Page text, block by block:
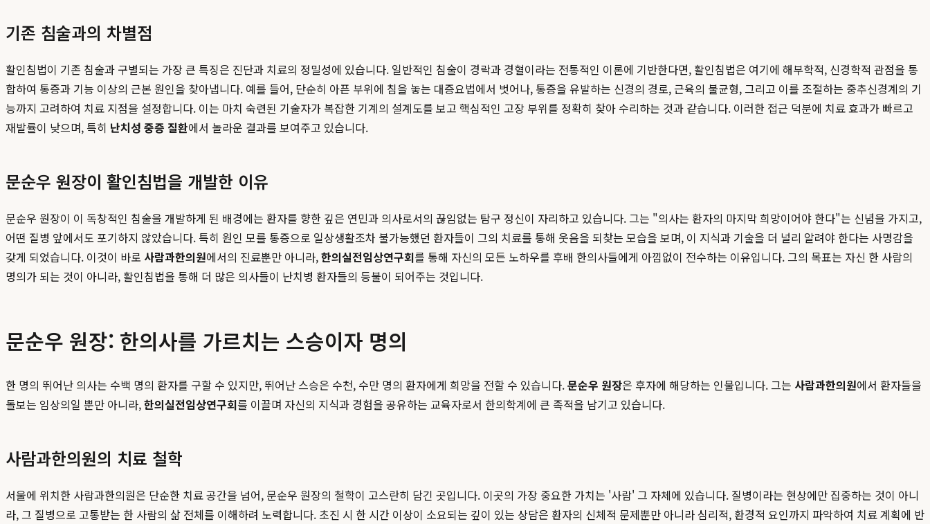
기존 침술과의 차별점
활인침법이 기존 침술과 구별되는 가장 큰 특징은 진단과 치료의 정밀성에 있습니다. 일반적인 침술이 경락과 경혈이라는 전통적인 이론에 기반한다면, 활인침법은 여기에 해부학적, 신경학적 관점을 통
합하여 통증과 기능 이상의 근본 원인을 찾아냅니다. 예를 들어, 단순히 아픈 부위에 침을 놓는 대증요법에서 벗어나, 통증을 유발하는 신경의 경로, 근육의 불균형, 그리고 이를 조절하는 중추신경계의 기
능까지 고려하여 치료 지점을 설정합니다. 이는 마치 숙련된 기술자가 복잡한 기계의 설계도를 보고 핵심적인 고장 부위를 정확히 찾아 수리하는 것과 같습니다. 이러한 접근 덕분에 치료 효과가 빠르고
재발률이 낮으며, 특히 난치성 중증 질환에서 놀라운 결과를 보여주고 있습니다.
문순우 원장이 활인침법을 개발한 이유
문순우 원장이 이 독창적인 침술을 개발하게 된 배경에는 환자를 향한 깊은 연민과 의사로서의 끊임없는 탐구 정신이 자리하고 있습니다. 그는 "의사는 환자의 마지막 희망이어야 한다"는 신념을 가지고,
어떤 질병 앞에서도 포기하지 않았습니다. 특히 원인 모를 통증으로 일상생활조차 불가능했던 환자들이 그의 치료를 통해 웃음을 되찾는 모습을 보며, 이 지식과 기술을 더 널리 알려야 한다는 사명감을
갖게 되었습니다. 이것이 바로 사람과한의원에서의 진료뿐만 아니라,한의실전임상연구회를 통해 자신의 모든 노하우를 후배 한의사들에게 아낌없이 전수하는 이유입니다. 그의 목표는 자신 한 사람의
명의가 되는 것이 아니라, 활인침법을 통해 더 많은 의사들이 난치병 환자들의 등불이 되어주는 것입니다.
문순우 원장: 한의사를 가르치는 스승이자 명의
한 명의 뛰어난 의사는 수백 명의 환자를 구할 수 있지만, 뛰어난 스승은 수천, 수만 명의 환자에게 희망을 전할 수 있습니다.문순우 원장은 후자에 해당하는 인물입니다. 그는 사람과한의원에서 환자들을
돌보는 임상의일 뿐만 아니라,한의실전임상연구회를 이끌며 자신의 지식과 경험을 공유하는 교육자로서 한의학계에 큰 족적을 남기고 있습니다.
사람과한의원의 치료 철학
서울에 위치한 사람과한의원은 단순한 치료 공간을 넘어, 문순우 원장의 철학이 고스란히 담긴 곳입니다. 이곳의 가장 중요한 가치는 '사람' 그 자체에 있습니다. 질병이라는 현상에만 집중하는 것이 아니
라, 그 질병으로 고통받는 한 사람의 삶 전체를 이해하려 노력합니다. 초진 시 한 시간 이상이 소요되는 깊이 있는 상담은 환자의 신체적 문제뿐만 아니라 심리적, 환경적 요인까지 파악하여 치료 계획에 반